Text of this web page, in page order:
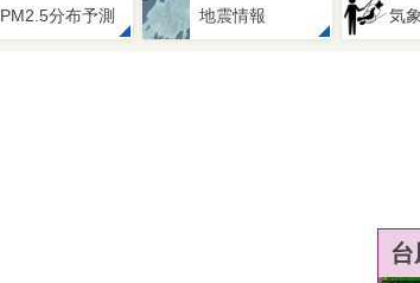
PM2.5分布予測 地震情報 気